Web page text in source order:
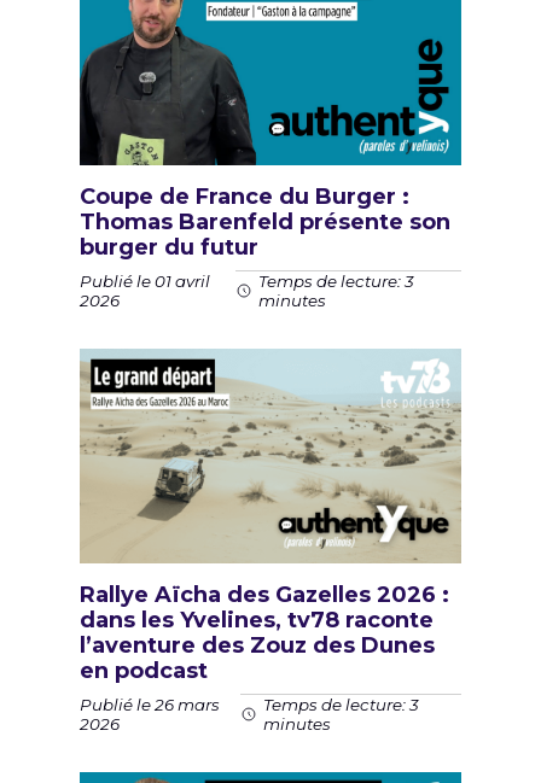
Coupe de France du Burger :
Thomas Barenfeld présente son
burger du futur
Publié le 01 avril
2026
Temps de lecture: 3
minutes
Rallye Aïcha des Gazelles 2026 :
dans les Yvelines, tv78 raconte
l’aventure des Zouz des Dunes
en podcast
Publié le 26 mars
2026
Temps de lecture: 3
minutes